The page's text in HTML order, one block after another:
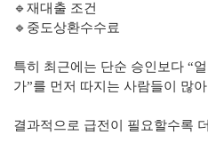
🔹재대출 조건
🔹중도상환수수료
특히 최근에는 단순 승인보다 “
가”를 먼저 따지는 사람들이 많
결과적으로 급전이 필요할수록